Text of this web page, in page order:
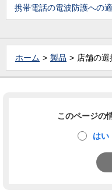
携帯電話の電波防護への
ホーム 製品 店舗の選
このページの
はい